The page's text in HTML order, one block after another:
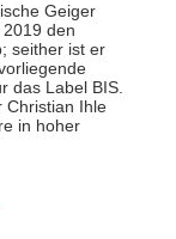
Geiger
den
seither ist er
das Label BIS.
Christian Ihle
in hoher